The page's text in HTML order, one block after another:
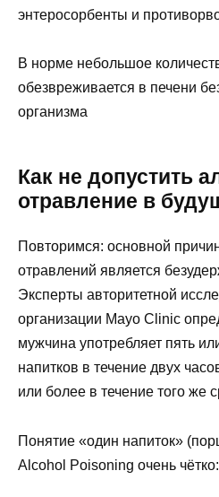
энтеросорбенты и
В норме небольшое
обезвреживается в печени
организма
Как не допустить
отравление в
Повторимся: основной
отравлений является
Эксперты авторитетной
организации Mayo Clinic
мужчина употребляет пять
напитков в течение двух
или более в течение того же
Понятие «один напиток»
Alcohol Poisoning очень чётко: